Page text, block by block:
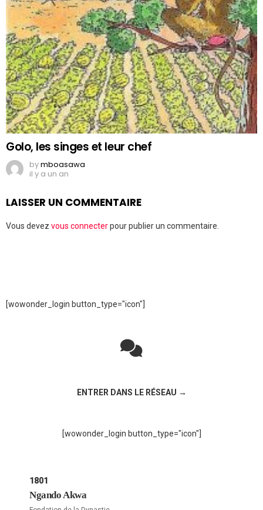
Golo, les singes et leur chef
bymboasawa
il y a un an
LAISSER UN COMMENTAIRE
Vous devez vous connecterpour publier un commentaire.
[wowonder_login button_type="icon"]
ENTRER DANS LE RÉSEAU →
[wowonder_login button_type="icon"]
1801
Ngando Akwa